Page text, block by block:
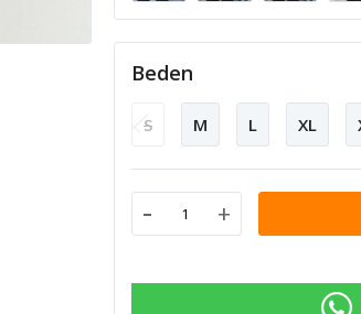
Beden
S M L XL
- +